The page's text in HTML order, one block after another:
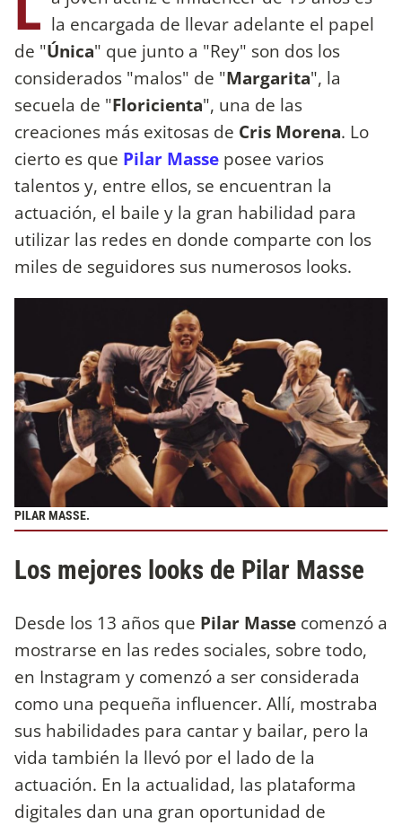
la encargada de llevar adelante el papel
de "Única" que junto a "Rey" son dos los
considerados "malos" de "Margarita", la
secuela de "Floricienta", una de las
creaciones más exitosas de Cris Morena. Lo
cierto es que Pilar Masse posee varios
talentos y, entre ellos, se encuentran la
actuación, el baile y la gran habilidad para
utilizar las redes en donde comparte con los
miles de seguidores sus numerosos looks.
PILAR MASSE.
Los mejores looks de Pilar Masse
Desde los 13 años que Pilar Masse comenzó a
mostrarse en las redes sociales, sobre todo,
en Instagram y comenzó a ser considerada
como una pequeña influencer. Allí, mostraba
sus habilidades para cantar y bailar, pero la
vida también la llevó por el lado de la
actuación. En la actualidad, las plataforma
digitales dan una gran oportunidad de